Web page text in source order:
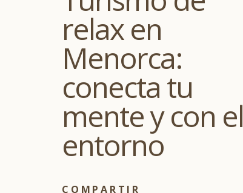
relax en
Menorca:
conecta tu
mente y con el
entorno
COMPARTIR